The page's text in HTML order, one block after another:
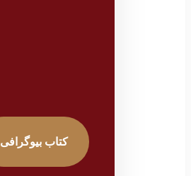
کتاب بیوگرافی